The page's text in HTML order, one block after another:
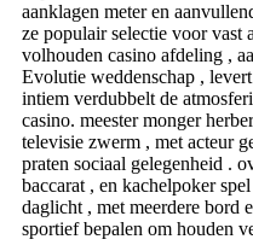
aanklagen meter en
ze populair selectie voor vast
volhouden casino afdeling ,
Evolutie weddenschap ,
intiem verdubbelt de
casino. meester monger
televisie zwerm , met acteur
praten sociaal gelegenheid .
baccarat , en kachelpoker
daglicht , met meerdere bord
sportief bepalen om houden